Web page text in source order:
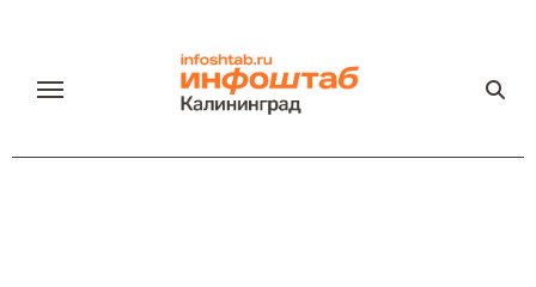
содержанию